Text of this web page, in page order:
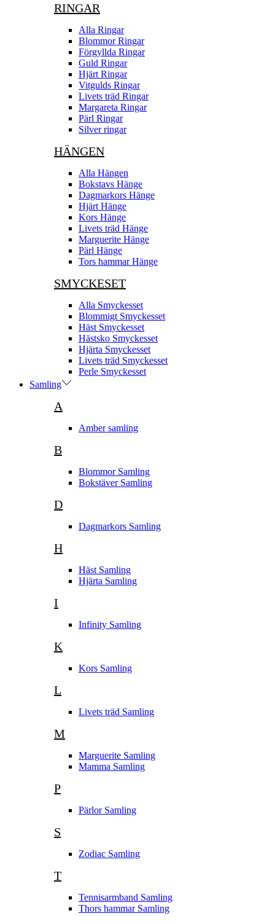
RINGAR
Alla Ringar
Blommor Ringar
Förgyllda Ringar
Guld Ringar
Hjärt Ringar
Vitgulds Ringar
Livets träd Ringar
Margareta Ringar
Pärl Ringar
Silver ringar
HÄNGEN
Alla Hängen
Bokstavs Hänge
Dagmarkors Hänge
Hjärt Hänge
Kors Hänge
Livets träd Hänge
Marguerite Hänge
Pärl Hänge
Tors hammar Hänge
SMYCKESET
Alla Smyckesset
Blommigt Smyckesset
Häst Smyckesset
Hästsko Smyckesset
Hjärta Smyckesset
Livets träd Smyckesset
Perle Smyckesset
Samling
A
Amber samling
B
Blommor Samling
Bokstäver Samling
D
Dagmarkors Samling
H
Häst Samling
Hjärta Samling
I
Infinity Samling
K
Kors Samling
L
Livets träd Samling
M
Marguerite Samling
Mamma Samling
P
Pärlor Samling
S
Zodiac Samling
T
Tennisarmband Samling
Thors hammar Samling